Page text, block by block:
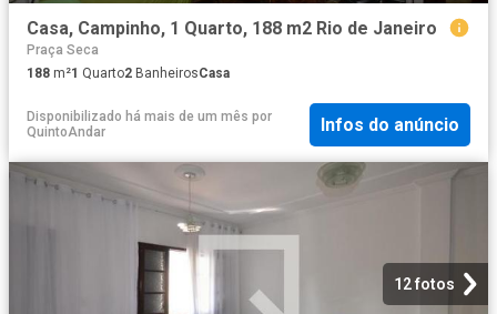
Casa, Campinho, 1 Quarto, 188 m2 Rio de Janeiro
Praça Seca
188 m²1 Quarto2 BanheirosCasa
Disponibilizado há mais de um mês por
QuintoAndar
Infos do anúncio
12 fotos